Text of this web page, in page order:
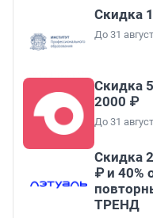
Скидка
До 31
Скидка
2000 ₽
До 31
Скидка
₽ и 40%
ТРЕНД